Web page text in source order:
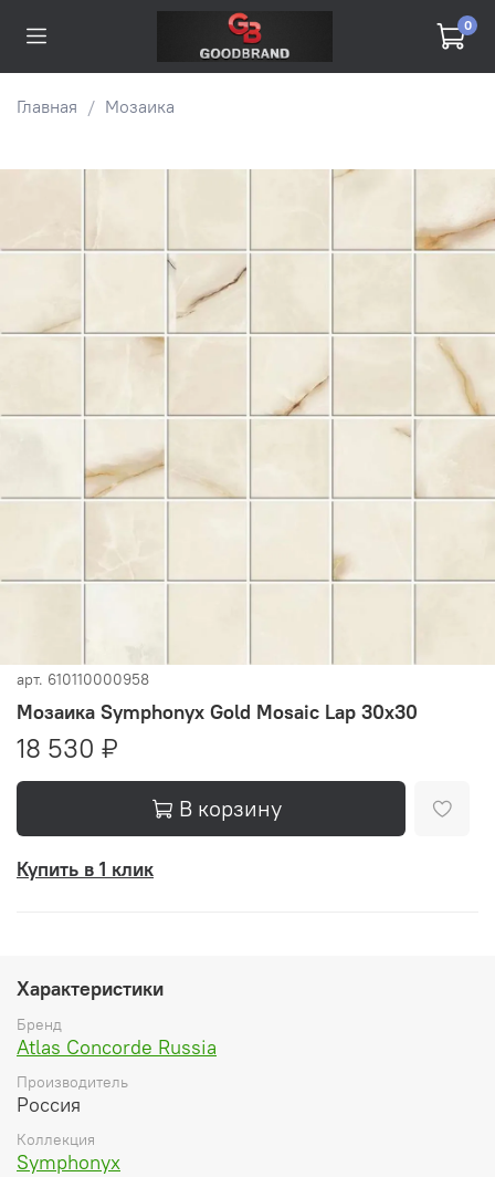
0
Главная Мозаика
арт. 610110000958
Мозаика Symphonyx Gold Mosaic Lap 30x30
18 530 ₽
В корзину
Купить в 1 клик
Характеристики
Бренд
Atlas Concorde Russia
Производитель
Россия
Коллекция
Symphonyx